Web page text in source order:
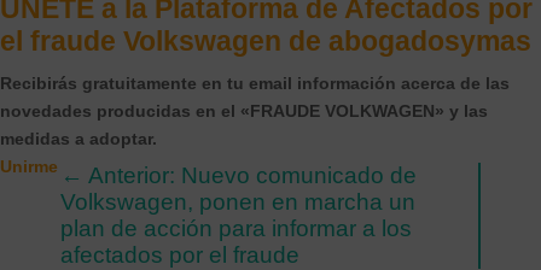
ÚNETE a la Plataforma de Afectados por
el fraude Volkswagen de abogadosymas
Recibirás gratuitamente en tu email información acerca de las
novedades producidas en el «FRAUDE VOLKWAGEN» y las
medidas a adoptar.
Unirme ← Anterior: Nuevo comunicado de
Volkswagen, ponen en marcha un
plan de acción para informar a los
afectados por el fraude